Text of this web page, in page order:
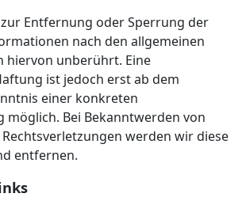
Entfernung oder Sperrung der
nach den allgemeinen
hiervon unberührt. Eine
ist jedoch erst ab dem
einer konkreten
möglich. Bei Bekanntwerden von
werden wir diese
entfernen.